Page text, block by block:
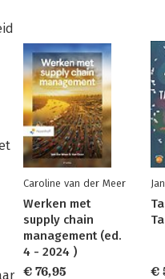
Caroline van der Meer
Werken met
supply chain
management (ed.
4 - 2024 )
€ 76,95
€